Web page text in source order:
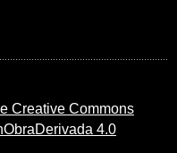
Creative Commons
4.0